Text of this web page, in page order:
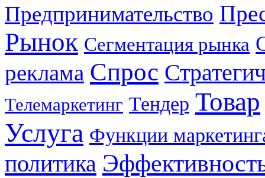
Предпринимательство
Рынок Сегментация рынка
реклама Спрос
Телемаркетинг Тендер Товар
Услуга Функции
политика